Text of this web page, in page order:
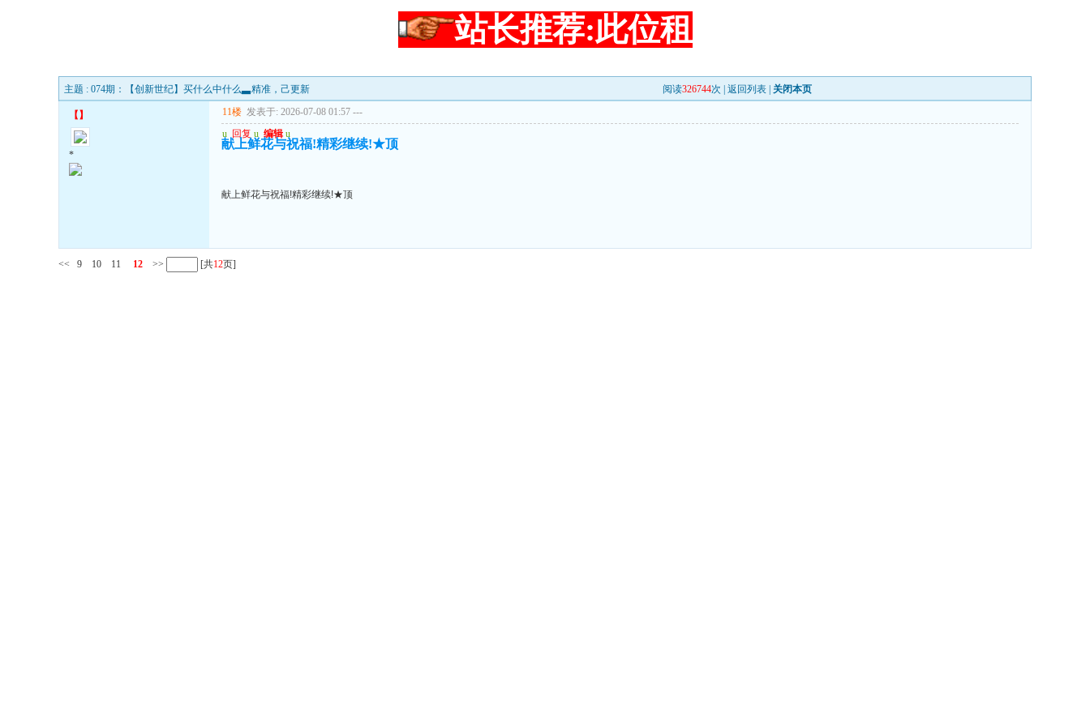
站长推荐:此位租
主题 : 074期：【创新世纪】买什么中什么▃精准，己更新 阅读326744次 | 返回列表 关闭本页
【 】
*
11楼 发表于: 2026-07-08 01:57 ---
u 回复 u 编辑 u
献上鲜花与祝福!精彩继续!★顶
献上鲜花与祝福!精彩继续!★顶
<< 9 10 11 12 >> [共12页]